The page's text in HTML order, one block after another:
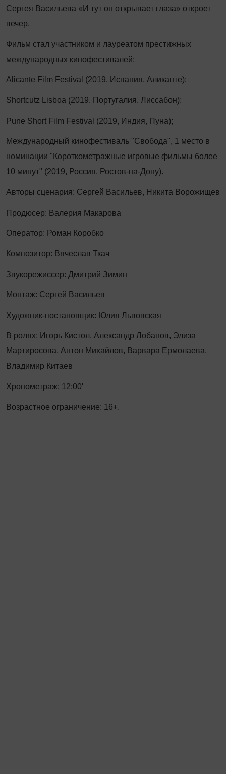
Сергея Васильева «И тут он открывает глаза» откроет
вечер.
Фильм стал участником и лауреатом престижных
международных кинофестивалей:
Alicante Film Festival (2019, Испания, Аликанте);
Shortcutz Lisboa (2019, Португалия, Лиссабон);
Pune Short Film Festival (2019, Индия, Пуна);
Международный кинофестиваль "Свобода", 1 место в
номинации "Короткометражные игровые фильмы более
10 минут" (2019, Россия, Ростов-на-Дону).
Авторы сценария: Сергей Васильев, Никита Ворожищев
Продюсер: Валерия Макарова
Оператор: Роман Коробко
Композитор: Вячеслав Ткач
Звукорежиссер: Дмитрий Зимин
Монтаж: Сергей Васильев
Художник-постановщик: Юлия Львовская
В ролях: Игорь Кистол, Александр Лобанов, Элиза
Мартиросова, Антон Михайлов, Варвара Ермолаева,
Владимир Китаев
Хронометраж: 12:00'
Возрастное ограничение: 16+.